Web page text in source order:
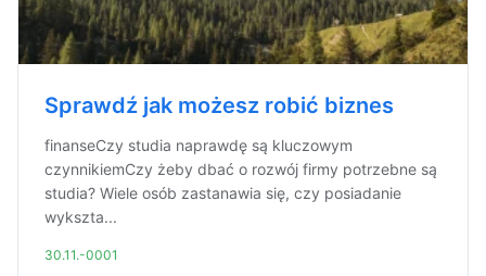
Sprawdź jak możesz robić biznes
finanseCzy studia naprawdę są kluczowym
czynnikiemCzy żeby dbać o rozwój firmy potrzebne są
studia? Wiele osób zastanawia się, czy posiadanie
wykszta...
30.11.-0001